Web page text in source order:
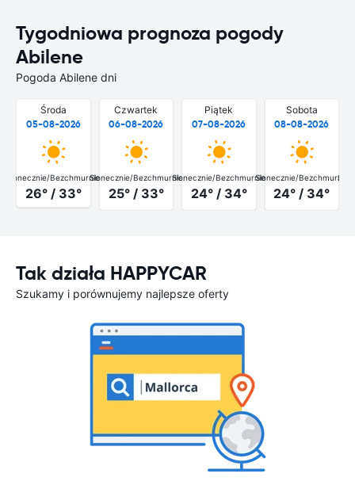
Tygodniowa prognoza pogody
Abilene
Pogoda Abilene dni
Środa
05-08-2026
Słonecznie/Bezchmurnie
26° / 33°
Czwartek
06-08-2026
Słonecznie/Bezchmurnie
25° / 33°
Piątek
07-08-2026
Słonecznie/Bezchmurnie
24° / 34°
Sobota
08-08-2026
Słonecznie/Bezchmurnie
24° / 34°
Tak działa HAPPYCAR
Szukamy i porównujemy najlepsze oferty